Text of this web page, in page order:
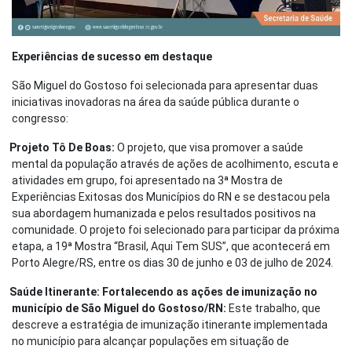
Experiências de sucesso em destaque
São Miguel do Gostoso foi selecionada para apresentar duas
iniciativas inovadoras na área da saúde pública durante o
congresso:
Projeto Tô De Boas: O projeto, que visa promover a saúde
mental da população através de ações de acolhimento, escuta e
atividades em grupo, foi apresentado na 3ª Mostra de
Experiências Exitosas dos Municípios do RN e se destacou pela
sua abordagem humanizada e pelos resultados positivos na
comunidade. O projeto foi selecionado para participar da próxima
etapa, a 19ª Mostra “Brasil, Aqui Tem SUS”, que acontecerá em
Porto Alegre/RS, entre os dias 30 de junho e 03 de julho de 2024.
Saúde Itinerante: Fortalecendo as ações de imunização no
município de São Miguel do Gostoso/RN: Este trabalho, que
descreve a estratégia de imunização itinerante implementada
no município para alcançar populações em situação de